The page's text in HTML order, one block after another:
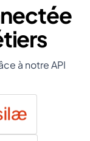
à notre API